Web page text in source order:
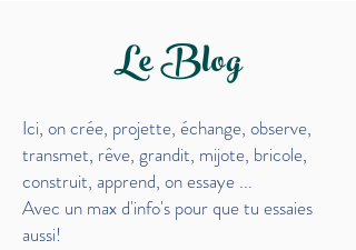
Le Blog
Ici, on crée, projette, échange, observe,
transmet, rêve, grandit, mijote, bricole,
construit, apprend, on essaye ...
Avec un max d'info's pour que tu essaies
aussi!